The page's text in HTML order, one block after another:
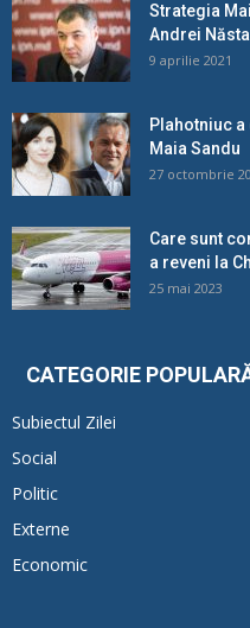
Strategia
Andrei
9 aprilie 2021
Plahotniuc
Maia Sandu
27 octombrie
Care sunt
a reveni la
25 mai 2023
CATEGORIE
Subiectul Zilei
Social
Politic
Externe
Economic